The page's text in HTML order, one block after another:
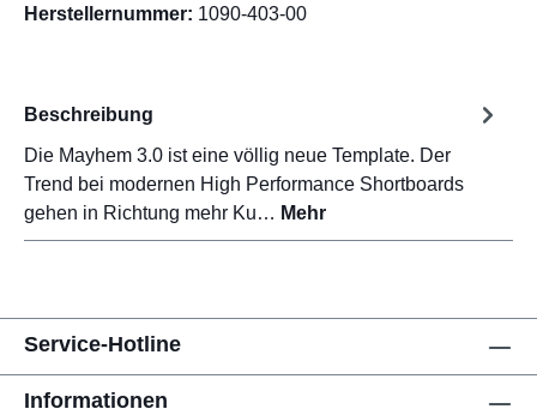
Herstellernummer: 1090-403-00
Beschreibung
Die Mayhem 3.0 ist eine völlig neue Template. Der
Trend bei modernen High Performance Shortboards
gehen in Richtung mehr Ku… Mehr
Service-Hotline
Informationen